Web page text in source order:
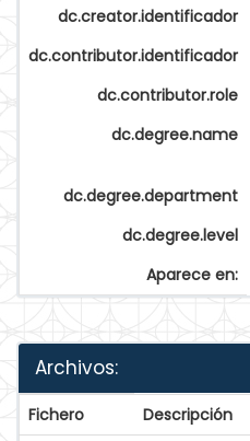
dc.creator.identificador
dc.contributor.identificador
dc.contributor.role
dc.degree.name
dc.degree.department
dc.degree.level
Aparece en:
Archivos:
Fichero Descripción